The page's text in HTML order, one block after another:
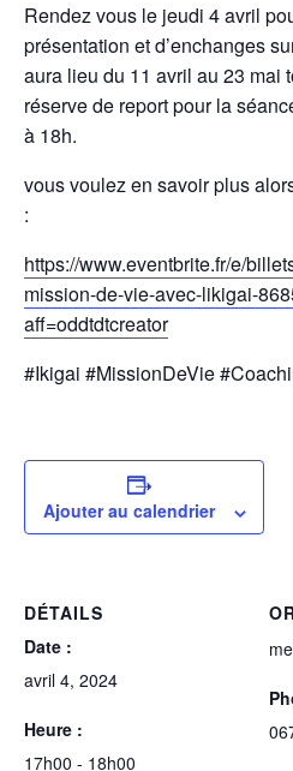
Rendez vous le jeudi 4 avril
présentation et d’enchanges
aura lieu du 11 avril au 23 mai
réserve de report pour la
à 18h.
vous voulez en savoir plus
:
https://www.eventbrite.fr/e/
mission-de-vie-avec-likigai-
aff=oddtdtcreator
#Ikigai #MissionDeVie
Ajouter au calendrier
DÉTAILS
Date :
avril 4, 2024
Heure :
17h00 - 18h00